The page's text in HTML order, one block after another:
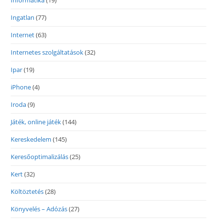
Ingatlan (77)
Internet(63)
Internetes szolgáltatások(32)
Ipar(19)
iPhone(4)
Iroda(9)
Játék, online játék(144)
Kereskedelem (145)
Keresőoptimalizálás(25)
Kert(32)
Költöztetés(28)
Könyvelés – Adózás(27)